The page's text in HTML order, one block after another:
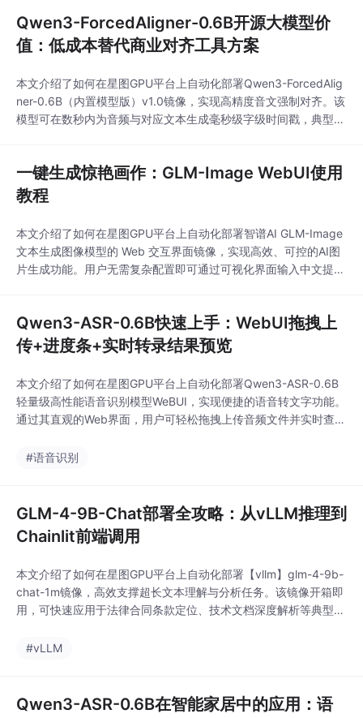
Qwen3-ForcedAligner-0.6B开源大模型价
值：低成本替代商业对齐工具方案
本文介绍了如何在星图GPU平台上自动化部署Qwen3-ForcedAlig
ner-0.6B（内置模型版）v1.0镜像，实现高精度音文强制对齐。该
模型可在数秒内为音频与对应文本生成毫秒级字级时间戳，典型应
一键生成惊艳画作：GLM-Image WebUI使用
教程
本文介绍了如何在星图GPU平台上自动化部署智谱AI GLM-Image
文本生成图像模型的 Web 交互界面镜像，实现高效、可控的AI图
片生成功能。用户无需复杂配置即可通过可视化界面输入中文提示
Qwen3-ASR-0.6B快速上手：WebUI拖拽上
传+进度条+实时转录结果预览
本文介绍了如何在星图GPU平台上自动化部署Qwen3-ASR-0.6B
轻量级高性能语音识别模型WeBUI，实现便捷的语音转文字功能。
通过其直观的Web界面，用户可轻松拖拽上传音频文件并实时查看
景，显著提升工作效率。
#语音识别
GLM-4-9B-Chat部署全攻略：从vLLM推理到
Chainlit前端调用
本文介绍了如何在星图GPU平台上自动化部署【vllm】glm-4-9b-
chat-1m镜像，高效支撑超长文本理解与分析任务。该镜像开箱即
用，可快速应用于法律合同条款定位、技术文档深度解析等典型场
#vLLM
Qwen3-ASR-0.6B在智能家居中的应用：语